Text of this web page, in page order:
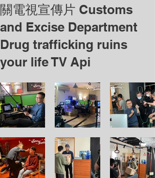
關電視宣傳片 Customs
and Excise Department
Drug trafficking ruins
your life TV Api